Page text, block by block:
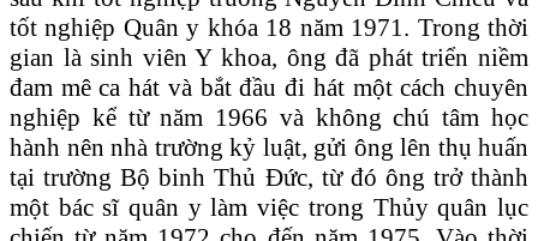
tốt nghiệp Quân y khóa 18 năm 1971. Trong thời
gian là sinh viên Y khoa, ông đã phát triển niềm
đam mê ca hát và bắt đầu đi hát một cách chuyên
nghiệp kể từ năm 1966 và không chú tâm học
hành nên nhà trường kỷ luật, gửi ông lên thụ huấn
tại trường Bộ binh Thủ Ðức, từ đó ông trở thành
một bác sĩ quân y làm việc trong Thủy quân lục